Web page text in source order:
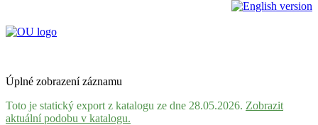
Úplné zobrazení záznamu
Toto je statický export z katalogu ze dne 28.05.2026. Zobrazit
aktuální podobu v katalogu.